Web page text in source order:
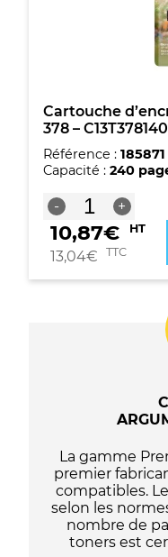
Cartouche
378 –
Référence : 185871
Capacité : 240
-
quantité
de
Cartouche
d'encre
originale
+
10,87€ HT
13,04€ TTC
La gamme
premier
compatibles.
selon les
nombre de
toners est